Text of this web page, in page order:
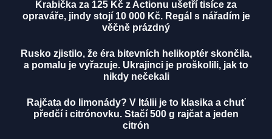
Krabička za 125 Kč z Actionu ušetří tisíce za
opraváře, jindy stojí 10 000 Kč. Regál s nářadím je
věčně prázdný
Rusko zjistilo, že éra bitevních helikoptér skončila,
a pomalu je vyřazuje. Ukrajinci je proškolili, jak to
nikdy nečekali
Rajčata do limonády? V Itálii je to klasika a chuť
předčí i citrónovku. Stačí 500 g rajčat a jeden
citrón